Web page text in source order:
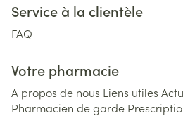
Service à la clientèle
FAQ
Votre pharmacie
A propos de nous Liens utiles
Pharmacien de garde